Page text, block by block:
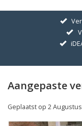
GOUDEN SYMBOLEN
Hanger Kettingen
Oorhangers
Medaillons
Aangepaste
Geplaatst op 2